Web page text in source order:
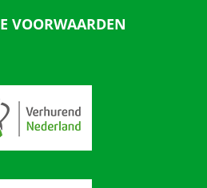
VOORWAARDEN